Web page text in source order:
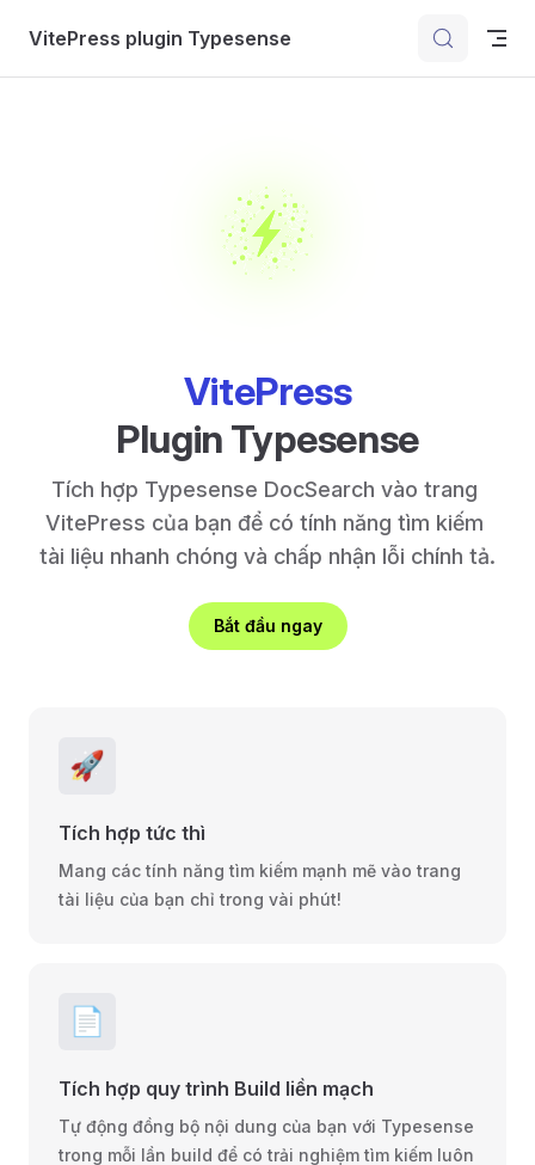
Skip to content
VitePress plugin Typesense
VitePress
Plugin Typesense
Tích hợp Typesense DocSearch vào trang
VitePress của bạn để có tính năng tìm kiếm
tài liệu nhanh chóng và chấp nhận lỗi chính tả.
Bắt đầu ngay
🚀
Tích hợp tức thì
Mang các tính năng tìm kiếm mạnh mẽ vào trang
tài liệu của bạn chỉ trong vài phút!
📄
Tích hợp quy trình Build liền mạch
Tự động đồng bộ nội dung của bạn với Typesense
trong mỗi lần build để có trải nghiệm tìm kiếm luôn